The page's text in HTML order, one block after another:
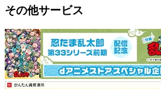
その他サービス